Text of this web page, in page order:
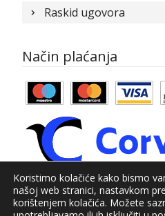
Raskid ugovora
Način plaćanja
© Kundid
Koristimo kolačiće kako bismo
našoj web stranici, nastavkom
korištenjem kolačića. Možete